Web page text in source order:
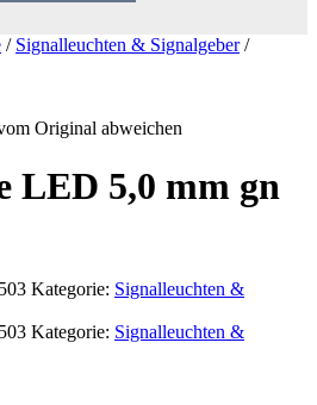
/ Signalleuchten & Signalgeber/
Original abweichen
LED 5,0 mm gn
Kategorie: Signalleuchten &
Kategorie: Signalleuchten &